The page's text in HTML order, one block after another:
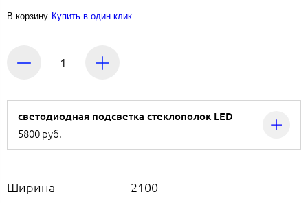
В корзину Купить в один клик
светодиодная подсветка стеклополок LED
5800 руб.
Ширина
2100